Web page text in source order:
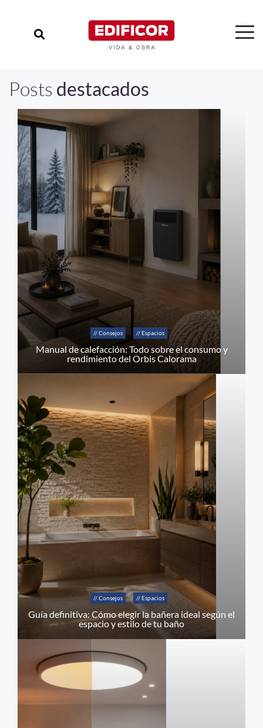
Posts destacados
// Consejos // Espacios
Manual de calefacción: Todo sobre el consumo y
rendimiento del Orbis Calorama
// Consejos // Espacios
Guía definitiva: Cómo elegir la bañera ideal según el
espacio y estilo de tu baño